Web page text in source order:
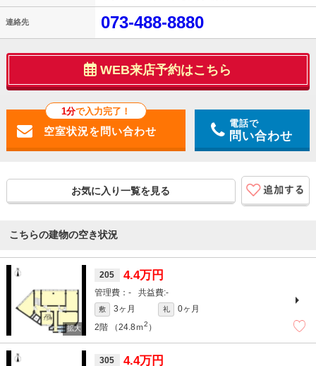
連絡先 073-488-8880
WEB来店予約はこちら
1分で入力完了！
電話で
問い合わせ
お気に入り一覧を見る
こちらの建物の空き状況
205 4.4万円
- -
敷 3ヶ月 礼
0ヶ月
2階
（24.8ｍ2 ）
305 4.4万円